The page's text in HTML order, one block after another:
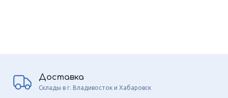
Доставка
Склады в г. Владивосток и Хабаровск